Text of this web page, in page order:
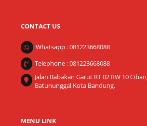
CONTACT US
Whatsapp : 081223668088
Telephone : 081223668088
Jalan Babakan Garut RT 02 RW 10
Batununggal Kota Bandung.
MENU LINK